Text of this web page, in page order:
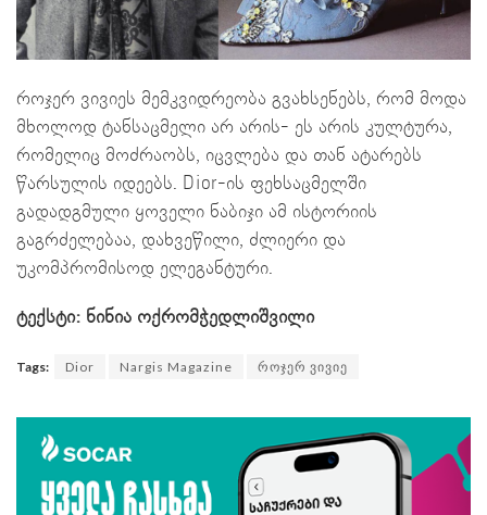
როჯერ ვივიეს მემკვიდრეობა გვახსენებს, რომ მოდა
მხოლოდ ტანსაცმელი არ არის- ეს არის კულტურა,
რომელიც მოძრაობს, იცვლება და თან ატარებს
წარსულის იდეებს. Dior-ის ფეხსაცმელში
გადადგმული ყოველი ნაბიჯი ამ ისტორიის
გაგრძელებაა, დახვეწილი, ძლიერი და
უკომპრომისოდ ელეგანტური.
ტექსტი: ნინია ოქრომჭედლიშვილი
Tags: Dior Nargis Magazine როჯერ ვივიე